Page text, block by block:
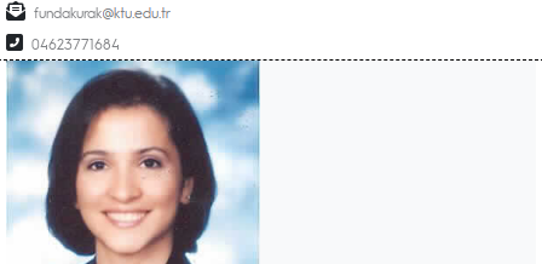
fundakurak
04623771684